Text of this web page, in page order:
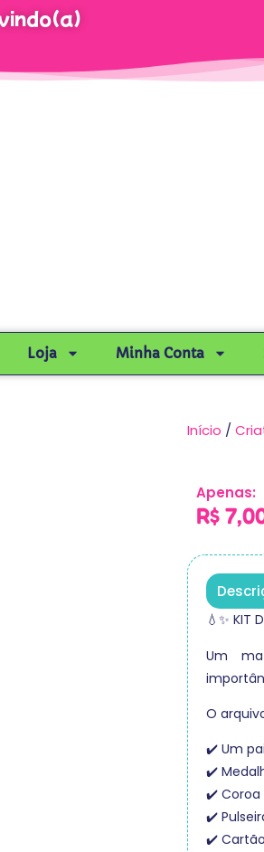
Loja Minha Conta
Início /
Apenas:
R$
💧✨ KIT
Um
O
✔️ Um
✔️
✔️ Coroa
✔️
✔️